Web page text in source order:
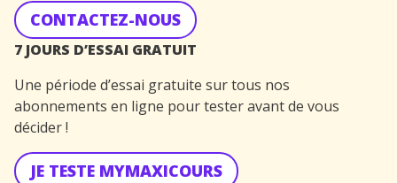
CONTACTEZ-NOUS
7 JOURS D’ESSAI GRATUIT
Une période d’essai gratuite sur tous nos
abonnements en ligne pour tester avant de vous
décider !
JE TESTE MYMAXICOURS